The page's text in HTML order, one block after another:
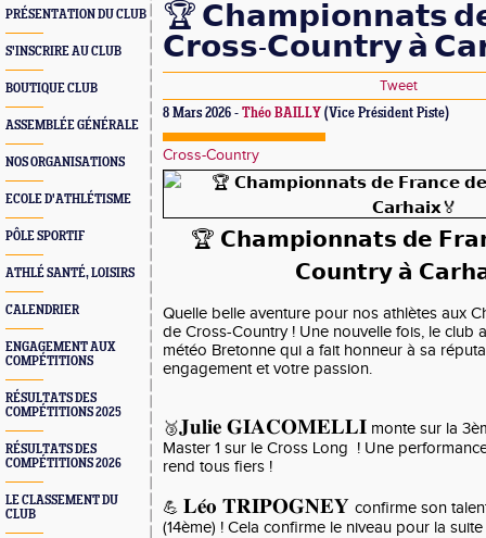
PRÉSENTATION DU CLUB
S'INSCRIRE AU CLUB
BOUTIQUE CLUB
ASSEMBLÉE GÉNÉRALE
NOS ORGANISATIONS
ECOLE D'ATHLÉTISME
PÔLE SPORTIF
ATHLÉ SANTÉ, LOISIRS
CALENDRIER
ENGAGEMENT AUX
COMPÉTITIONS
RÉSULTATS DES
COMPÉTITIONS 2025
RÉSULTATS DES
COMPÉTITIONS 2026
LE CLASSEMENT DU
CLUB
🏆 𝗖𝗵𝗮𝗺𝗽𝗶𝗼𝗻𝗻𝗮𝘁𝘀
𝗖𝗿𝗼𝘀𝘀-𝗖𝗼𝘂𝗻𝘁𝗿𝘆 𝗮̀
Tweet
8 Mars 2026 - Théo BAILLY (Vice Président Piste)
Cross-Country
🏆 𝗖𝗵𝗮𝗺𝗽𝗶𝗼𝗻𝗻𝗮𝘁𝘀 𝗱𝗲
𝗖𝗼𝘂𝗻𝘁𝗿𝘆 𝗮̀
Quelle belle aventure pour nos athlètes aux
de Cross-Country ! Une nouvelle fois, le club
météo Bretonne qui a fait honneur à sa
engagement et votre passion.
🥉𝐉𝐮𝐥𝐢𝐞 𝐆𝐈𝐀𝐂𝐎𝐌𝐄𝐋𝐋𝐈 monte sur la
Master 1 sur le Cross Long ! Une
rend tous fiers !
💪 𝐋𝐞́𝐨 𝐓𝐑𝐈𝐏𝐎𝐆𝐍𝐄𝐘 confirme son
(14ème) ! Cela confirme le niveau pour la